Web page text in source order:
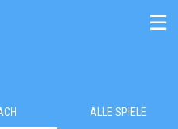
☰
ALLE SPIELE